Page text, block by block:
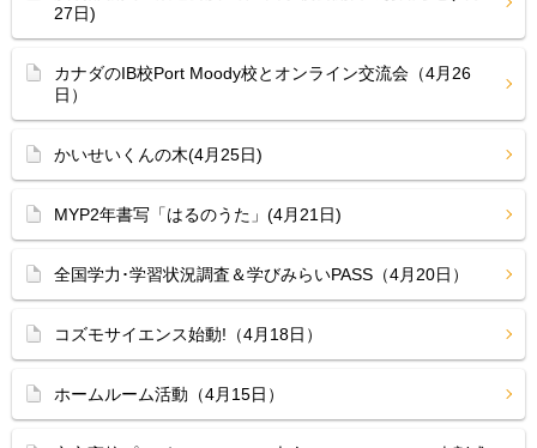
27日)
カナダのIB校Port Moody校とオンライン交流会（4月26
日）
かいせいくんの木(4月25日)
MYP2年書写「はるのうた」(4月21日)
全国学力･学習状況調査＆学びみらいPASS（4月20日）
コズモサイエンス始動!（4月18日）
ホームルーム活動（4月15日）